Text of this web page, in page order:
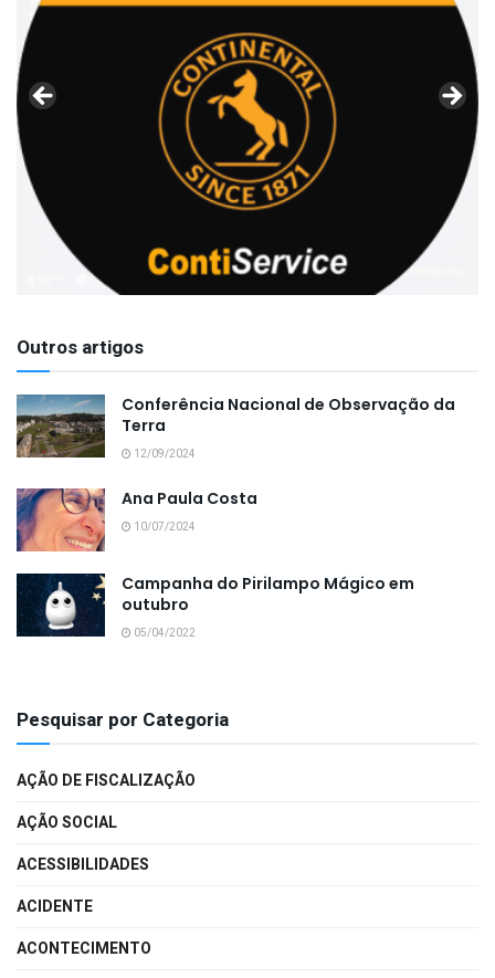
Outros artigos
Conferência Nacional de Observação da
Terra
12/09/2024
Ana Paula Costa
10/07/2024
Campanha do Pirilampo Mágico em
outubro
05/04/2022
Pesquisar por Categoria
AÇÃO DE FISCALIZAÇÃO
AÇÃO SOCIAL
ACESSIBILIDADES
ACIDENTE
ACONTECIMENTO